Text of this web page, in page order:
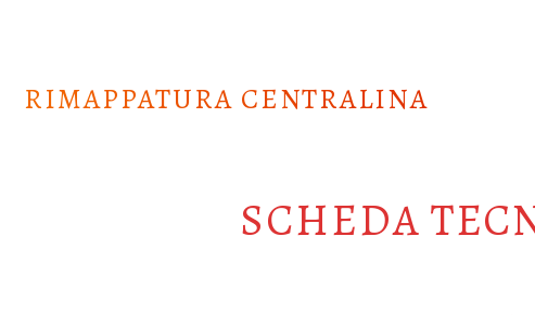
RIMAPPATURA CENTRALINA
SCHEDA